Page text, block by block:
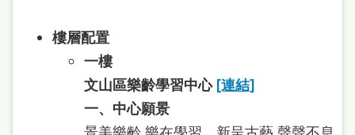
樓層配置
一樓
文山區樂齡學習中心 [連結]
一、中心願景